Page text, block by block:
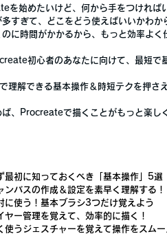
を始めたいけど、何から手をつければ
多すぎて、どこをどう使えばいいかわか
のに時間がかかるから、もっと効率よく
初心者のあなたに向けて、最短で
理解できる基本操作＆時短テクを押さ
、 Procreateで描くことがもっと楽し
最初に知っておくべき「基本操作」5選
バスの作成＆設定を素早く理解する！
使う！基本ブラシ3つだけ覚えよう
ー管理を覚えて、効率的に描く！
うジェスチャーを覚えて操作をスムー